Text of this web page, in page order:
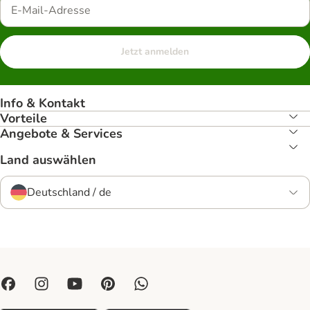
Jetzt anmelden
Info & Kontakt
Vorteile
Angebote & Services
Land auswählen
Deutschland / de